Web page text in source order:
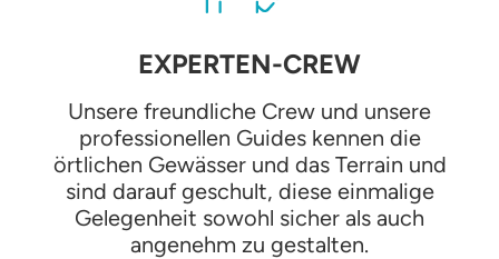
EXPERTEN-CREW
Unsere freundliche Crew und unsere
professionellen Guides kennen die
örtlichen Gewässer und das Terrain und
sind darauf geschult, diese einmalige
Gelegenheit sowohl sicher als auch
angenehm zu gestalten.